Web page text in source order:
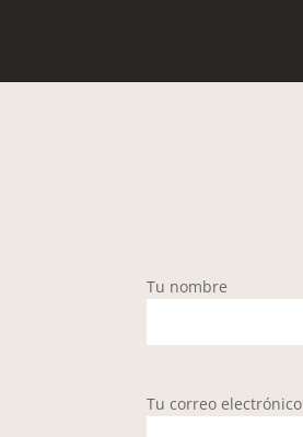
Tu nombre
Tu correo electrónico